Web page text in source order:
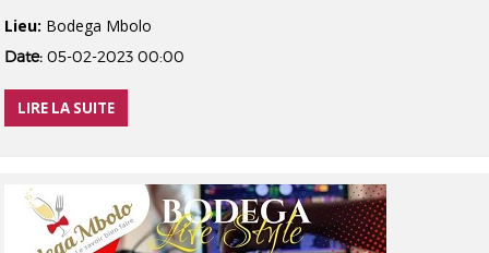
Lieu: Bodega Mbolo
Date: 05-02-2023 00:00
LIRE LA SUITE